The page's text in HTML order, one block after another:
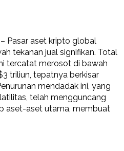
Pasar aset kripto global
tekanan jual signifikan. Total
tercatat merosot di bawah
triliun, tepatnya berkisar
mendadak ini, yang
telah mengguncang
aset-aset utama, membuat